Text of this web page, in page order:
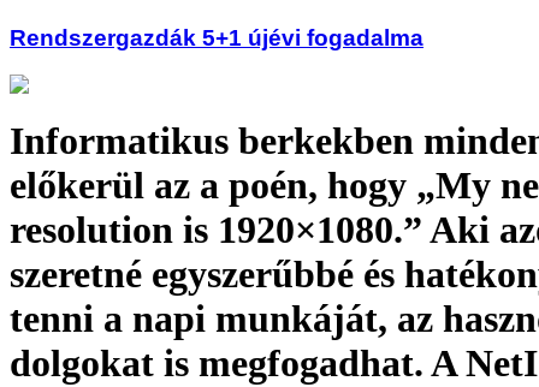
Rendszergazdák 5+1 újévi fogadalma
Informatikus berkekben
előkerül az a poén, hogy „My
resolution is 1920×1080.” Aki
szeretné egyszerűbbé és
tenni a napi munkáját, az
dolgokat is megfogadhat. A